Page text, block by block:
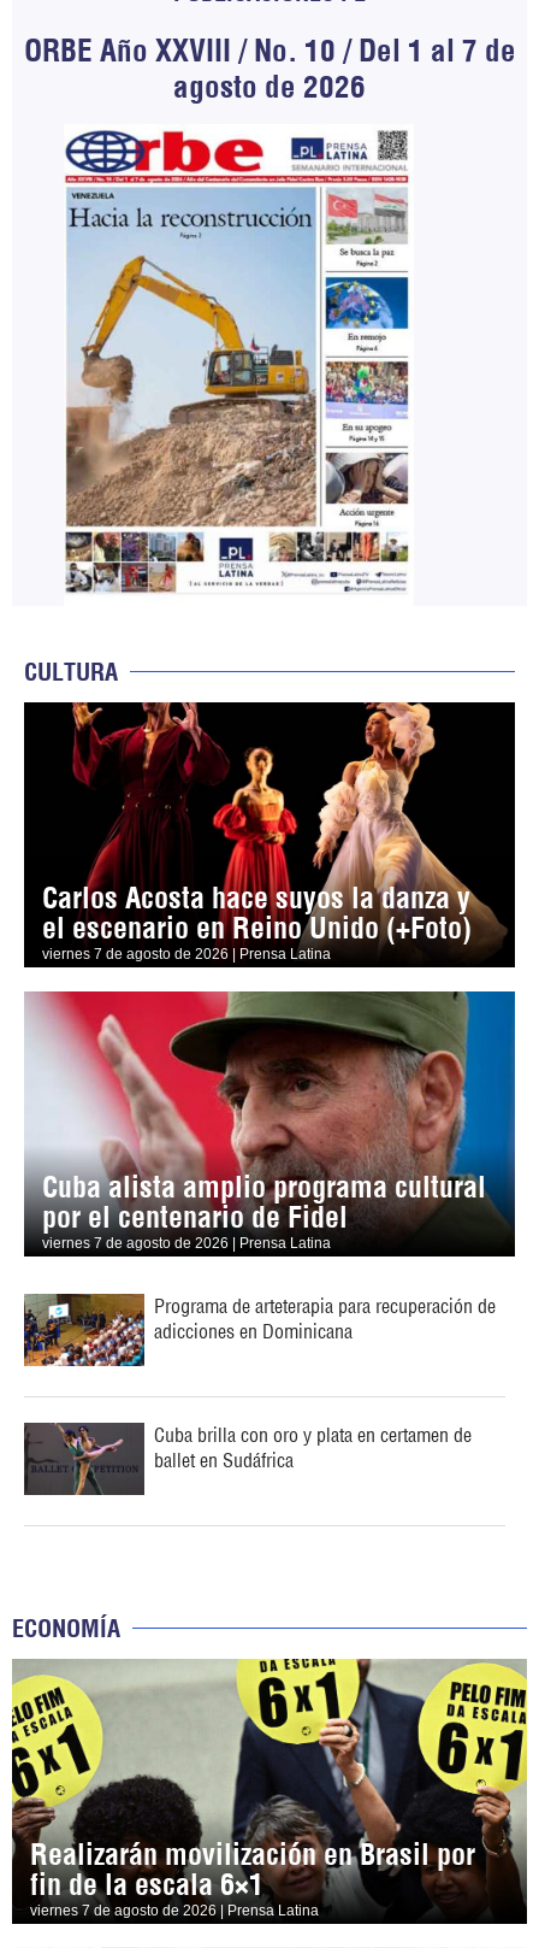
ORBE Año XXVIII / No. 10 / Del 1 al 7 de
agosto de 2026
CULTURA
Carlos Acosta hace suyos la danza y
el escenario en Reino Unido (+Foto)
viernes 7 de agosto de 2026 | Prensa Latina
Cuba alista amplio programa cultural
por el centenario de Fidel
viernes 7 de agosto de 2026 | Prensa Latina
Programa de arteterapia para recuperación de
adicciones en Dominicana
Cuba brilla con oro y plata en certamen de
ballet en Sudáfrica
ECONOMÍA
Realizarán movilización en Brasil por
fin de la escala 6×1
viernes 7 de agosto de 2026 | Prensa Latina